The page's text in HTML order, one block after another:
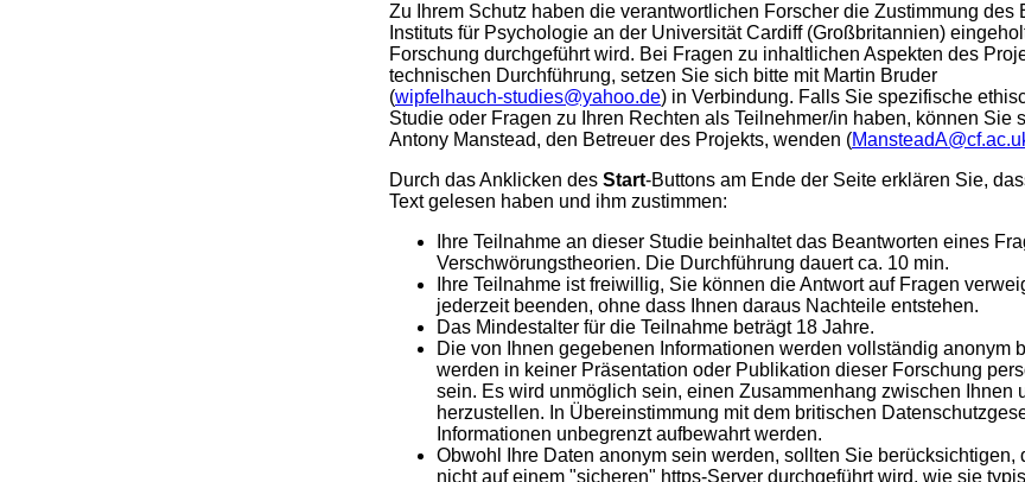
Zu Ihrem Schutz haben die verantwortlichen Forscher die Zustimmung des
Instituts für Psychologie an der Universität Cardiff (Großbritannien)
Forschung durchgeführt wird. Bei Fragen zu inhaltlichen Aspekten des
technischen Durchführung, setzen Sie sich bitte mit Martin Bruder
(wipfelhauch‑studies@yahoo.de) in Verbindung. Falls Sie spezifische
Studie oder Fragen zu Ihren Rechten als Teilnehmer/in haben, können Sie
Antony Manstead, den Betreuer des Projekts, wenden (
Durch das Anklicken des Start-Buttons am Ende der Seite erklären Sie,
Text gelesen haben und ihm zustimmen:
Ihre Teilnahme an dieser Studie beinhaltet das Beantworten eines
Verschwörungstheorien. Die Durchführung dauert ca. 10 min.
Ihre Teilnahme ist freiwillig, Sie können die Antwort auf Fragen
jederzeit beenden, ohne dass Ihnen daraus Nachteile entstehen.
Das Mindestalter für die Teilnahme beträgt 18 Jahre.
Die von Ihnen gegebenen Informationen werden vollständig anonym
werden in keiner Präsentation oder Publikation dieser Forschung
sein. Es wird unmöglich sein, einen Zusammenhang zwischen Ihnen
herzustellen. In Übereinstimmung mit dem britischen
Informationen unbegrenzt aufbewahrt werden.
Obwohl Ihre Daten anonym sein werden, sollten Sie berücksichtigen,
nicht auf einem "sicheren" https-Server durchgeführt wird, wie sie